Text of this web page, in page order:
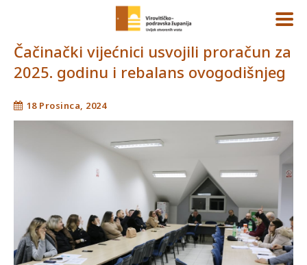
Čačinački vijećnici usvojili proračun za
2025. godinu i rebalans ovogodišnjeg
18 Prosinca, 2024